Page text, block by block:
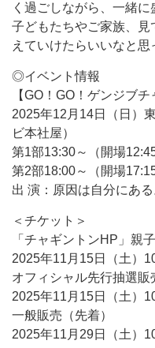
く過ごしながら、一緒に
子どもたちやご家族、
えていけたらいいなと思
◎イベント情報
【GO！GO！ゲンジブチ
2025年12月14日（日）
ビ本社屋）
第1部13:30～（開場12:45
第2部18:00～（開場17:15
出 演：原因は自分にあ
＜チケット＞
「チャギントンHP」親
2025年11月15日（土）
オフィシャル先行抽選販
2025年11月15日（土）
一般販売（先着）
2025年11月29日（土）